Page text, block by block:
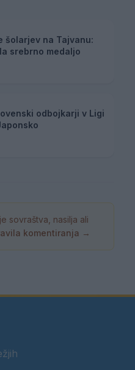
šolarjev na Tajvanu:
srebrno medaljo
odbojkarji v Ligi
sovraštva, nasilja ali
komentiranja →